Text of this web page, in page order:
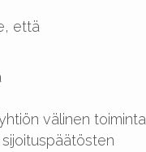
että
välinen toiminta